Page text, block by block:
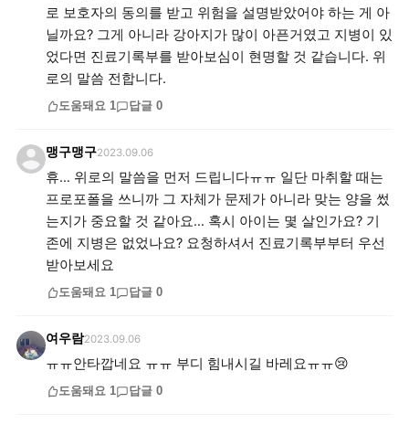
로 보호자의 동의를 받고 위험을 설명받았어야 하는 게 아
닐까요? 그게 아니라 강아지가 많이 아픈거였고 지병이 있
었다면 진료기록부를 받아보심이 현명할 것 같습니다. 위
도움돼요 1 답글 0
맹구맹구2023.09.06
휴… 위로의 말씀을 먼저 드립니다ㅠㅠ 일단 마취할 때는
프로포폴을 쓰니까 그 자체가 문제가 아니라 맞는 양을 썼
는지가 중요할 것 같아요… 혹시 아이는 몇 살인가요? 기
존에 지병은 없었나요? 요청하셔서 진료기록부부터 우선
받아보세요
도움돼요 1 답글 0
여우람2023.09.06
ㅠㅠ안타깝네요 ㅠㅠ 부디 힘내시길 바레요ㅠㅠ😢
도움돼요 1 답글 0